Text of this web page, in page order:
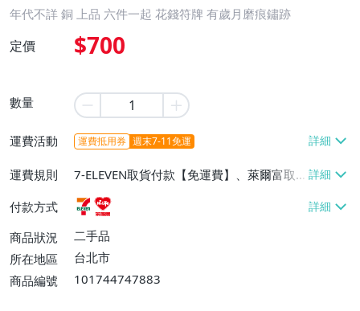
年代不詳 銅 上品 六件一起 花錢符牌 有歲月磨痕鏽跡
定價 $700
數量
運費活動 運費抵用券 週末7-11免運
運費規則
7-ELEVEN取貨付款【免運費】、萊爾富取
貨付款【免運費】
付款方式
商品狀況
二手品
所在地區
台北市
商品編號
101744747883